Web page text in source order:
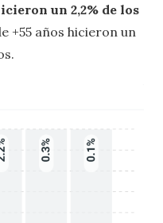
un 2,2% de los
+55 años hicieron un